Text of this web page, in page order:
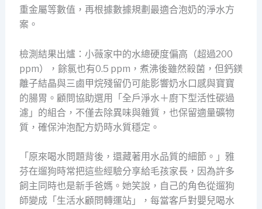
重金屬等數值，再根據數據規劃最適合泡奶的淨水方
案。
檢測結果出爐：小薇家中的水總硬度偏高（超過200
ppm），餘氯也有0.5 ppm，煮沸後雖然殺菌，但鈣鎂
離子結晶與三鹵甲烷殘留仍可能影響奶水口感與寶寶
的腸胃。顧問協助選用「全戶淨水＋廚下型活性碳過
濾」的組合，不僅去除異味與雜質，也保留適量礦物
質，確保沖泡配方奶時水質穩定。
「原來喝水問題背後，還藏著用水品質的細節。」雅
芬在遛狗時常把這些經驗分享給毛孩家長，因為許多
飼主同時也是新手爸媽。她笑說，自己的角色從遛狗
師變成「生活水顧問轉運站」，每當客戶對嬰兒喝水